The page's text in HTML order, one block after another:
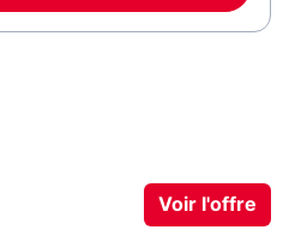
Voir l'offre